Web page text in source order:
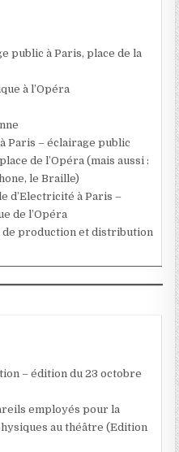
public à Paris, place de la
à l’Opéra
Paris – éclairage public
de l’Opéra (mais aussi :
le Braille)
d’Electricité à Paris –
de l’Opéra
de production et distribution
– édition du 23 octobre
employés pour la
au théâtre (Edition